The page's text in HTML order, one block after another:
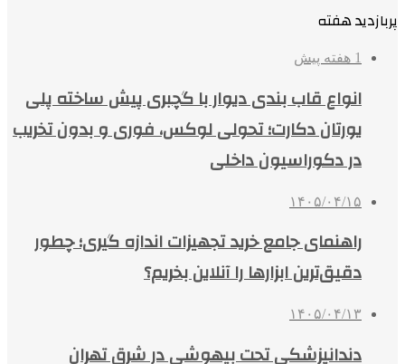
پربازدید هفته
1 هفته پیش
انواع قاب بندی دیوار با گچبری پیش ساخته پلی
یورتان دکارت؛ تحولی لوکس، فوری و بدون تخریب
در دکوراسیون داخلی
۱۴۰۵/۰۴/۱۵
راهنمای جامع خرید تجهیزات اندازه گیری؛ چطور
دقیق‌ترین ابزارها را آنلاین بخریم؟
۱۴۰۵/۰۴/۱۳
دندانپزشکی تحت بیهوشی در شرق تهران